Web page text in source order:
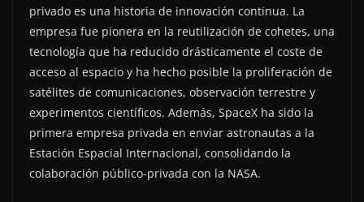
privado es una historia de innovación continua. La
empresa fue pionera en la reutilización de cohetes, una
tecnología que ha reducido drásticamente el coste de
acceso al espacio y ha hecho posible la proliferación de
satélites de comunicaciones, observación terrestre y
experimentos científicos. Además, SpaceX ha sido la
primera empresa privada en enviar astronautas a la
Estación Espacial Internacional, consolidando la
colaboración público-privada con la NASA.